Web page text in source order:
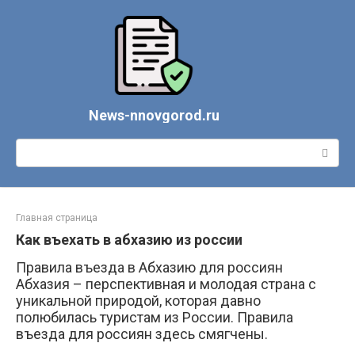
News-nnovgorod.ru
Поиск:
Главная страница
Как въехать в абхазию из россии
Правила въезда в Абхазию для россиян
Абхазия – перспективная и молодая страна с
уникальной природой, которая давно
полюбилась туристам из России. Правила
въезда для россиян здесь смягчены.